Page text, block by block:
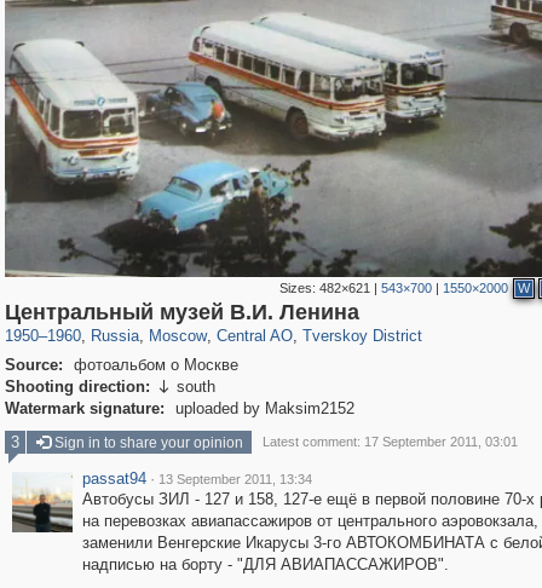
Sizes: 482×621 | 543×700| 1550×2000 W
Центральный музей В.И. Ленина
1950–1960, Russia
1,407,325 29,248
, Moscow
319,882 8,286
, Central AO
160,021 5,916
, Tverskoy District
53,055 2,283
Source:
фотоальбом о Москве
Shooting direction:  south
Watermark signature:
uploaded by Maksim2152
3
Sign in to share your opinion Latest comment: 17 September 2011, 03:01
passat94 · 13 September 2011, 13:34
Автобусы ЗИЛ - 127 и 158, 127-е ещё в первой половине 70-х
на перевозках авиапассажиров от центрального
заменили Венгерские Икарусы 3-го АВТОКОМБИНАТА с
надписью на борту - "ДЛЯ АВИАПАССАЖИРОВ".